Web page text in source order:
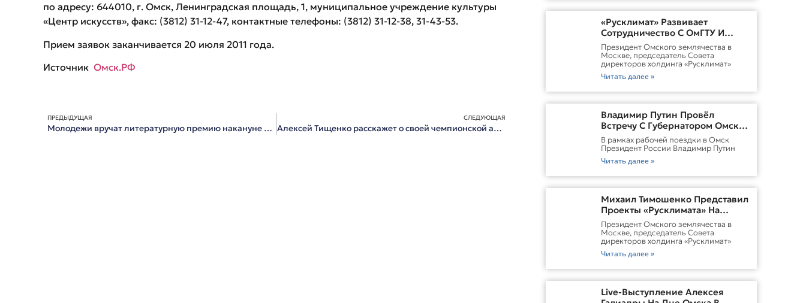
по адресу: 644010, г. Омск, Ленинградская площадь, 1, муниципальное учреждение культуры
«Центр искусств», факс: (3812) 31-12-47, контактные телефоны: (3812) 31-12-38, 31-43-53.
Прием заявок заканчивается 20 июля 2011 года.
Источник Омск.РФ
ПРЕДЫДУЩАЯ
Молодежи вручат литературную премию накануне Дня города
СЛЕДУЮЩАЯ
Алексей Тищенко расскажет о своей чемпионской анатомии
«Русклимат» Развивает
Сотрудничество С ОмГТУ И
Участвует В Обновлении
Городской Среды Омска
Президент Омского землячества в
Москве, председатель Совета
директоров холдинга «Русклимат»
Читать далее »
Владимир Путин Провёл
Встречу С Губернатором Омской
Области Виталием
ХоценкоИсточник
В рамках рабочей поездки в Омск
Президент России Владимир Путин
Читать далее »
Михаил Тимошенко Представил
Проекты «Русклимата» На
Форуме России И Казахстана
Президент Омского землячества в
Москве, председатель Совета
директоров холдинга «Русклимат»
Читать далее »
Live-Выступление Алексея